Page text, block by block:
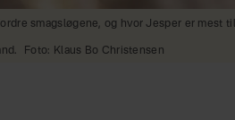
smagsløgene, og hvor Jesper er mest
Foto: Klaus Bo Christensen